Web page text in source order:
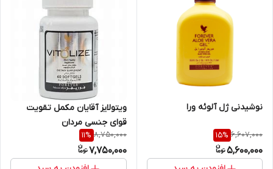
نوشیدنی ژل آلوئه ورا
6,607,000
15%
5,600,000
ویتولایز آقایان مکمل تقویت
قوای جنسی مردان
8,750,000
11%
7,750,000